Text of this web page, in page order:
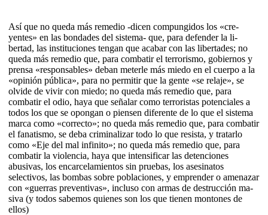
Así que no queda más remedio -dicen com­pungidos los «cre­
yentes» en las bon­dades del sistema- que, para defender la li­
bertad, las instituciones tengan que acabar con las libertades; no
queda más remedio que, para combatir el terrorismo, gobiernos y
prensa «responsables» deban meterle más miedo en el cuerpo a la
«opinión pública», para no permi­tir que la gente «se relaje», se
olvide de vivir con miedo; no queda más remedio que, para
combatir el odio, haya que señalar como terroristas potenciales a
todos los que se opongan o piensen diferente de lo que el sistema
marca como «correcto»; no queda más re­medio que, para combatir
el fana­tismo, se deba criminalizar todo lo que re­sista, y tratarlo
como «Eje del mal infinito»; no que­da más remedio que, para
combatir la violencia, haya que inten­sificar las deten­ciones
abusivas, los en­car­ce­lamientos sin pruebas, los asesi­natos
selectivos, las bom­bas sobre poblacio­nes, y emprender o amenazar
con «guerras preventivas», in­cluso con armas de des­trucción ma­
siva (y todos sabemos quienes son los que tienen montones de
ellos)